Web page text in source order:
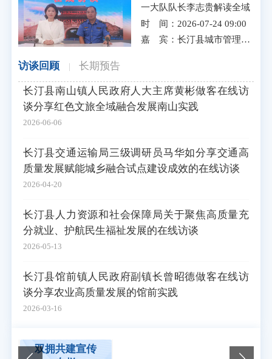
一大队队长李志贵解读全域
垃圾共治工作
时 间：2026-07-24 09:00
嘉 宾：长汀县城市管理和综合执法一大队队长李志贵
访谈回顾 | 长期预告
长汀县南山镇人民政府人大主席黄彬做客在线访
谈分享红色文旅全域融合发展南山实践
2026-06-06
长汀县交通运输局三级调研员马华如分享交通高
质量发展赋能城乡融合试点建设成效的在线访谈
2026-04-20
长汀县人力资源和社会保障局关于聚焦高质量充
分就业、护航民生福祉发展的在线访谈
2026-05-13
长汀县馆前镇人民政府副镇长曾昭德做客在线访
谈分享农业高质量发展的馆前实践
2026-03-16
双拥共建宣传